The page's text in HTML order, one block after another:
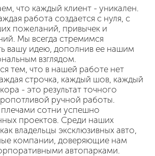
что каждый клиент - уникален.
работа создается с нуля, с
пожеланий, привычек и
Мы всегда стремимся
вашу идею, дополнив ее нашим
взглядом.
тем, что в нашей работе нет
строчка, каждый шов, каждый
- это результат точного
ручной работы.
сотни успешно
проектов. Среди наших
владельцы эксклюзивных авто,
компании, доверяющие нам
автопарками.